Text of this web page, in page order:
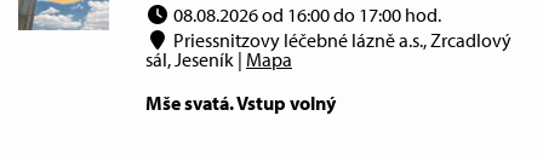
08.08.2026 od 16:00 do 17:00 hod.
Priessnitzovy léčebné lázně a.s., Zrcadlový
sál, Jeseník | Mapa
Mše svatá. Vstup volný